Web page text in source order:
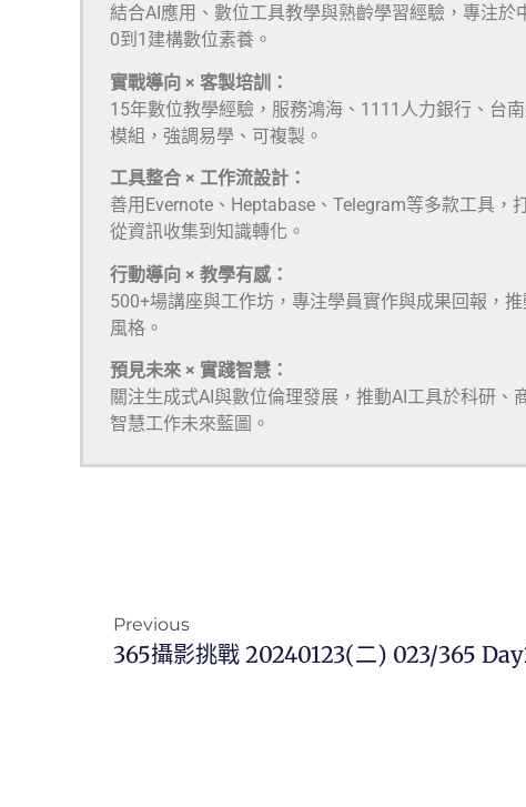
結合AI應用、數位工具教學與熟齡學習經驗，專注
0到1建構數位素養。
實戰導向 × 客製培訓：
15年數位教學經驗，服務鴻海、1111人力銀行、台
模組，強調易學、可複製。
工具整合 × 工作流設計：
善用Evernote、Heptabase、Telegram等多款工具，
從資訊收集到知識轉化。
行動導向 × 教學有感：
500+場講座與工作坊，專注學員實作與成果回報，
風格。
預見未來 × 實踐智慧：
關注生成式AI與數位倫理發展，推動AI工具於科研
智慧工作未來藍圖。
Previous
365攝影挑戰 20240123(二) 023/365